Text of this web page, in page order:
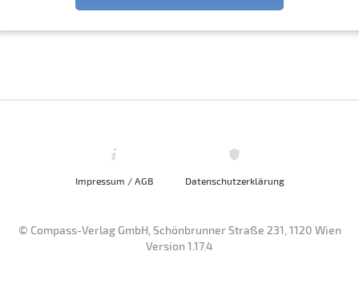
Impressum / AGB Datenschutzerklärung
© Compass-Verlag GmbH, Schönbrunner Straße 231, 1120 Wien
Version 1.17.4